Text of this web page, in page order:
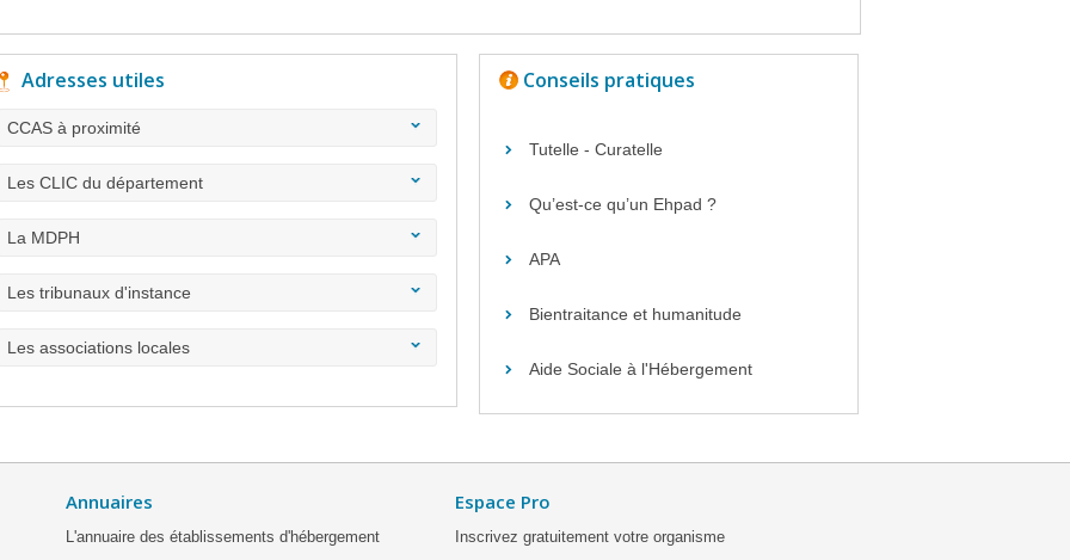
Adresses utiles
CCAS à proximité
Les CLIC du département
La MDPH
Les tribunaux d'instance
Les associations locales
Conseils pratiques
Tutelle - Curatelle
Qu’est-ce qu’un Ehpad ?
APA
Bientraitance et humanitude
Aide Sociale à l'Hébergement
Annuaires
L'annuaire des établissements d'hébergement
Espace Pro
Inscrivez gratuitement votre organisme